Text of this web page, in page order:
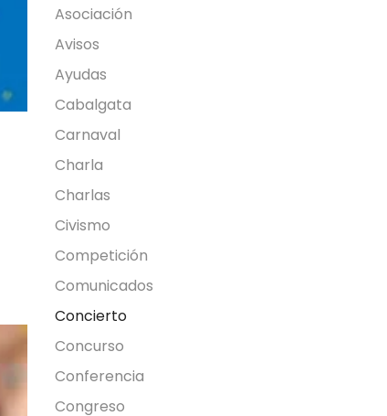
Asociación
Avisos
Ayudas
Cabalgata
Carnaval
Charla
Charlas
Civismo
Competición
Comunicados
Concierto
Concurso
Conferencia
Congreso